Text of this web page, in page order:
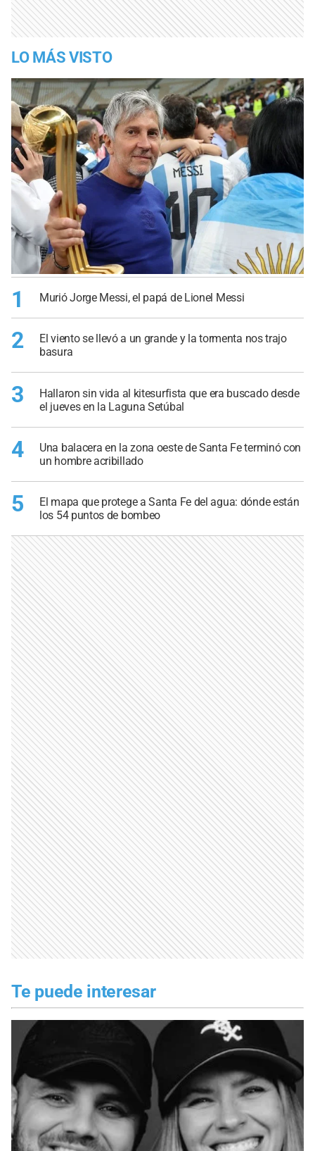
LO MÁS VISTO
1 Murió Jorge Messi, el papá de Lionel Messi
2
El viento se llevó a un grande y la tormenta nos trajo
basura
3
Hallaron sin vida al kitesurfista que era buscado desde
el jueves en la Laguna Setúbal
4
Una balacera en la zona oeste de Santa Fe terminó con
un hombre acribillado
5
El mapa que protege a Santa Fe del agua: dónde están
los 54 puntos de bombeo
Te puede interesar